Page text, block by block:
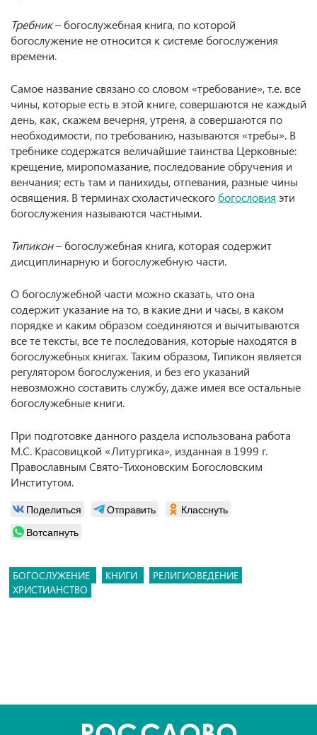
Требник– богослужебная книга, по которой
богослужение не относится к системе богослужения
времени.
Самое название связано со словом «требование», т.е. все
чины, которые есть в этой книге, совершаются не каждый
день, как, скажем вечерня, утреня, а совершаются по
необходимости, по требованию, называются «требы». В
требнике содержатся величайшие таинства Церковные:
крещение, миропомазание, последование обручения и
венчания; есть там и панихиды, отпевания, разные чины
освящения. В терминах схоластического богословия эти
богослужения называются частными.
Типикон– богослужебная книга, которая содержит
дисциплинарную и богослужебную части.
О богослужебной части можно сказать, что она
содержит указание на то, в какие дни и часы, в каком
порядке и каким образом соединяются и вычитываются
все те тексты, все те последования, которые находятся в
богослужебных книгах. Таким образом, Типикон является
регулятором богослужения, и без его указаний
невозможно составить службу, даже имея все остальные
богослужебные книги.
При подготовке данного раздела использована работа
М.С. Красовицкой «Литургика», изданная в 1999 г.
Православным Свято-Тихоновским Богословским
Институтом.
Поделиться Отправить
Класснуть
Вотсапнуть
БОГОСЛУЖЕНИЕ КНИГИ
РЕЛИГИОВЕДЕНИЕ
ХРИСТИАНСТВО